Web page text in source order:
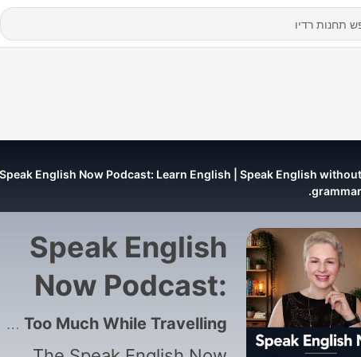
Speak English Now Podcast: Learn English | Speak English without
grammar.
Speak English
Now Podcast:
Learn English |
573 - #386 The Tourist Trap Test — How to Avoid Paying Too Much While Travelling